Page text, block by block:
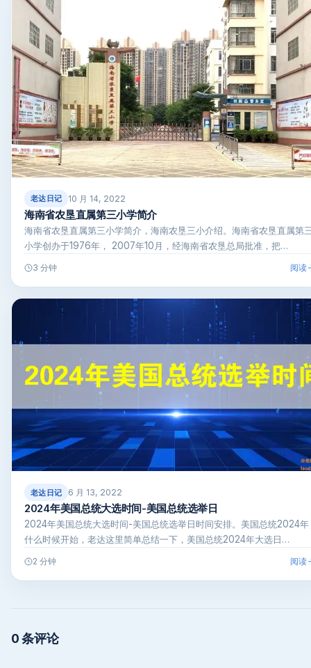
老达日记 10 月 14, 2022
海南省农垦直属第三小学简介
海南省农垦直属第三小学简介，海南农垦三小介绍。海南省农垦直属第
小学创办于1976年， 2007年10月，经海南省农垦总局批准，把…
3 分钟 阅读
老达日记 6 月 13, 2022
2024年美国总统大选时间-美国总统选举日
2024年美国总统大选时间-美国总统选举日时间安排。美国总统2024年
什么时候开始，老达这里简单总结一下，美国总统2024年大选日…
2 分钟 阅读
0 条评论